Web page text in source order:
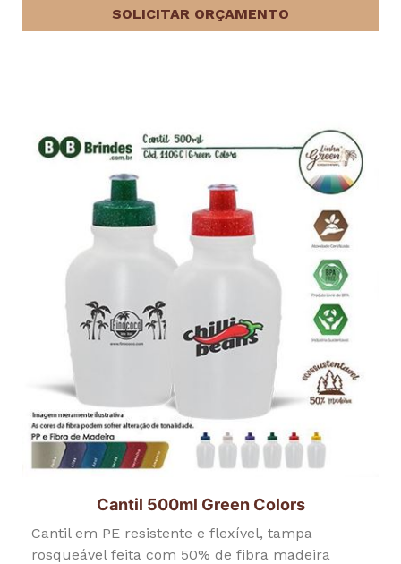
SOLICITAR ORÇAMENTO
Cantil 500ml Green Colors
Cantil em PE resistente e flexível, tampa
rosqueável feita com 50% de fibra madeira